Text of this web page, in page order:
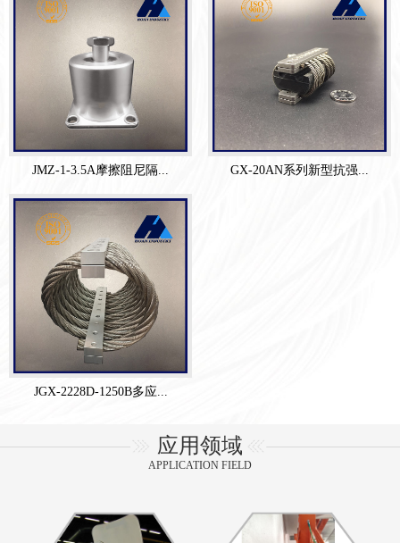
JMZ-1-3.5A摩擦阻尼隔... GX-20AN系列新型抗强...
JGX-2228D-1250B多应...
应用领域
APPLICATION FIELD